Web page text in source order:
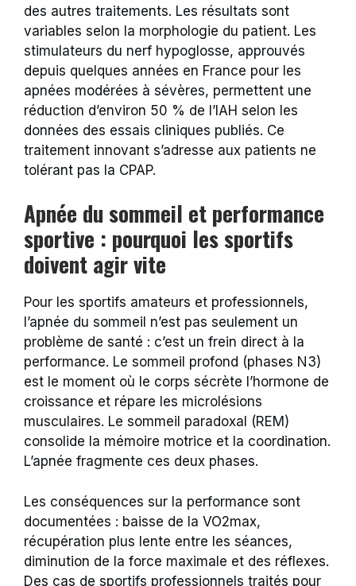
des autres traitements. Les résultats sont
variables selon la morphologie du patient. Les
stimulateurs du nerf hypoglosse, approuvés
depuis quelques années en France pour les
apnées modérées à sévères, permettent une
réduction d’environ 50 % de l’IAH selon les
données des essais cliniques publiés. Ce
traitement innovant s’adresse aux patients ne
tolérant pas la CPAP.
Apnée du sommeil et performance
sportive : pourquoi les sportifs
doivent agir vite
Pour les sportifs amateurs et professionnels,
l’apnée du sommeil n’est pas seulement un
problème de santé : c’est un frein direct à la
performance. Le sommeil profond (phases N3)
est le moment où le corps sécrète l’hormone de
croissance et répare les microlésions
musculaires. Le sommeil paradoxal (REM)
consolide la mémoire motrice et la coordination.
L’apnée fragmente ces deux phases.
Les conséquences sur la performance sont
documentées : baisse de la VO2max,
récupération plus lente entre les séances,
diminution de la force maximale et des réflexes.
Des cas de sportifs professionnels traités pour